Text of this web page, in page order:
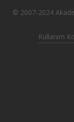
© 2007-2024
Kullanım